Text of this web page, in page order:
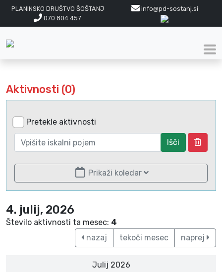
PLANINSKO DRUŠTVO ŠOŠTANJ
info@pd-sostanj.si
070 804 457
Aktivnosti (0)
Pretekle aktivnosti
Išči
Prikaži koledar
4. julij, 2026
Število aktivnosti ta mesec: 4
nazaj
tekoči mesec naprej
Julij 2026